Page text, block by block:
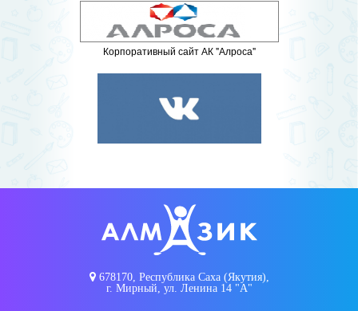
Корпоративный сайт АК "Алроса"
678170, Республика Саха (Якутия),
г. Мирный, ул. Ленина 14 "А"